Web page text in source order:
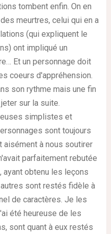
tombent enfin. On en
meurtres, celui qui en a
(qui expliquent le
ont impliqué un
Et un personnage doit
coeurs d'appréhension.
son rythme mais une fin
sur la suite.
simplistes et
sont toujours
aisément à nous soutirer
parfaitement rebutée
ayant obtenu les leçons
sont restés fidèle à
de caractères. Je les
été heureuse de les
sont quant à eux restés